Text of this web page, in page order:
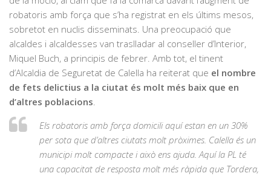
robatoris amb força que s’ha registrat en els últims mesos,
sobretot en nuclis disseminats. Una preocupació que
alcaldes i alcaldesses van traslladar al conseller d’Interior,
Miquel Buch, a principis de febrer. Amb tot, el tinent
d’Alcaldia de Seguretat de Calella ha reiterat que el nombre
de fets delictius a la ciutat és molt més baix que en
d’altres poblacions
Els robatoris amb força domicili aquí estan en un 30%
per sota que d’altres ciutats molt pròximes. Calella és un
municipi molt compacte i això ens ajuda. Aquí la PL té
una capacitat de resposta molt més ràpida que Tordera,